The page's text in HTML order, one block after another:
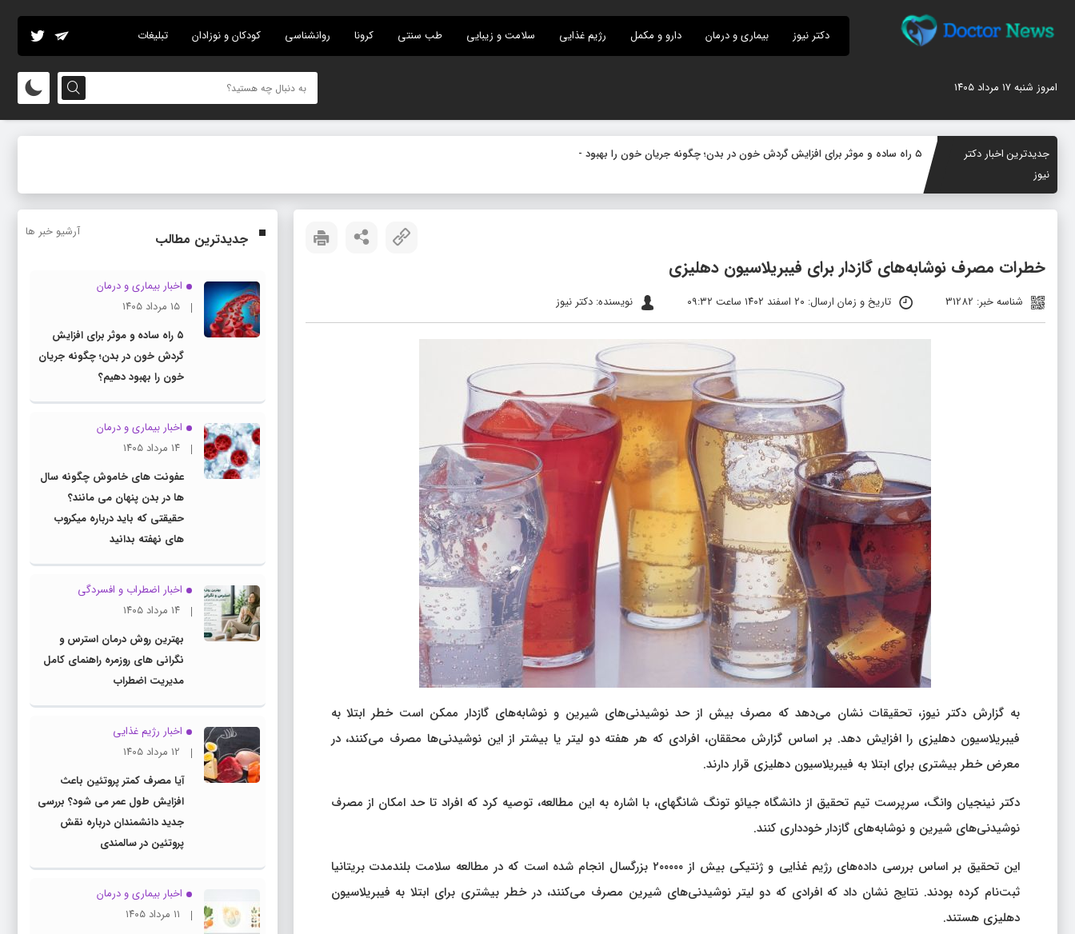
دکتر نیوز بیماری و درمان دارو و مکمل رژیم غذایی سلامت و زیبایی طب سنتی کرونا روانشناسی کودکان و نوزادان تبلیغات
امروز شنبه ۱۷ مرداد ۱۴۰۵
جدیدترین اخبار دکتر
نیوز
۵ راه ساده و موثر برای افزایش گردش خون در بدن؛ چگونه جریان خون را بهبود دهیم؟
خطرات مصرف نوشابه‌های گازدار برای فیبریلاسیون دهلیزی
شناسه خبر: 31282 تاریخ و زمان ارسال: ۲۰ اسفند ۱۴۰۲ ساعت ۰۹:۳۲ نویسنده: دکتر نیوز
به گزارش دکتر نیوز، تحقیقات نشان می‌دهد که مصرف بیش از حد نوشیدنی‌های شیرین و نوشابه‌های گازدار ممکن است خطر ابتلا به
فیبریلاسیون دهلیزی را افزایش دهد. بر اساس گزارش محققان، افرادی که هر هفته دو لیتر یا بیشتر از این نوشیدنی‌ها مصرف می‌کنند، در
معرض خطر بیشتری برای ابتلا به فیبریلاسیون دهلیزی قرار دارند.
دکتر نینجیان وانگ، سرپرست تیم تحقیق از دانشگاه جیائو تونگ شانگهای، با اشاره به این مطالعه، توصیه کرد که افراد تا حد امکان از مصرف
نوشیدنی‌های شیرین و نوشابه‌های گازدار خودداری کنند.
این تحقیق بر اساس بررسی داده‌های رژیم غذایی و ژنتیکی بیش از ۲۰۰۰۰۰ بزرگسال انجام شده است که در مطالعه سلامت بلندمدت بریتانیا
ثبت‌نام کرده بودند. نتایج نشان داد که افرادی که دو لیتر نوشیدنی‌های شیرین مصرف می‌کنند، در خطر بیشتری برای ابتلا به فیبریلاسیون
دهلیزی هستند.
جدیدترین مطالب آرشیو خبر ها
اخبار بیماری و درمان
۱۵ مرداد ۱۴۰۵
۵ راه ساده و موثر برای افزایش
گردش خون در بدن؛ چگونه جریان
خون را بهبود دهیم؟
اخبار بیماری و درمان
۱۴ مرداد ۱۴۰۵
عفونت های خاموش چگونه سال
ها در بدن پنهان می مانند؟
حقیقتی که باید درباره میکروب
های نهفته بدانید
اخبار اضطراب و افسردگی
۱۴ مرداد ۱۴۰۵
بهترین روش درمان استرس و
نگرانی های روزمره راهنمای کامل
مدیریت اضطراب
اخبار رژیم غذایی
۱۲ مرداد ۱۴۰۵
آیا مصرف کمتر پروتئین باعث
افزایش طول عمر می شود؟ بررسی
جدید دانشمندان درباره نقش
پروتئین در سالمندی
اخبار بیماری و درمان
۱۱ مرداد ۱۴۰۵